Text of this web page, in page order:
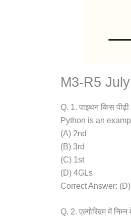
M3-R5
Q. 1. पाइथन किस पीढ़ी
Python is an
(A) 2nd
(B) 3rd
(C) 1st
(D) 4GLs
Correct Answer:
Q. 2. एल्गोरिदम में